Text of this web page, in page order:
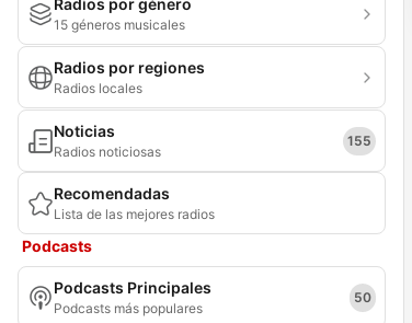
Radios por género
15 géneros musicales
Radios por regiones
Radios locales
Noticias
Radios noticiosas
155
Recomendadas
Lista de las mejores radios
Podcasts
Podcasts Principales
Podcasts más populares
50